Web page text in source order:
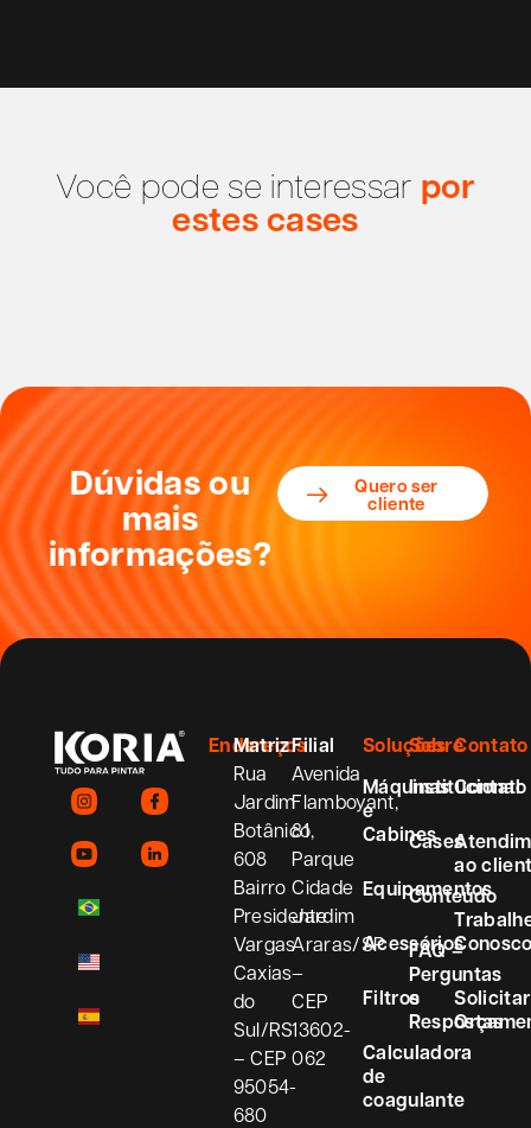
Você pode se interessar por
estes cases
Dúvidas ou
mais
informações?
Quero ser
cliente
Endereços
Matriz
Rua
Jardim
Botânico,
608
Bairro
Presidente
Vargas
Caxias
do
Sul/RS
– CEP
95054-
680
Filial
Avenida
Flamboyant,
81
Parque
Cidade
Jardim
Araras/SP
–
CEP
13602-
062
Soluções
Máquinas
e
Cabines
Equipamentos
Acessórios
Filtros
Calculadora
de
coagulante
Sobre
Institucional
Cases
Conteúdo
FAQ –
Perguntas
e
Respostas
Contato
Contato
ao
Solicitar